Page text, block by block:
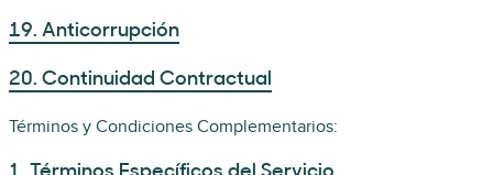
19. Anticorrupción
20. Continuidad Contractual
Términos y Condiciones Complementarios: